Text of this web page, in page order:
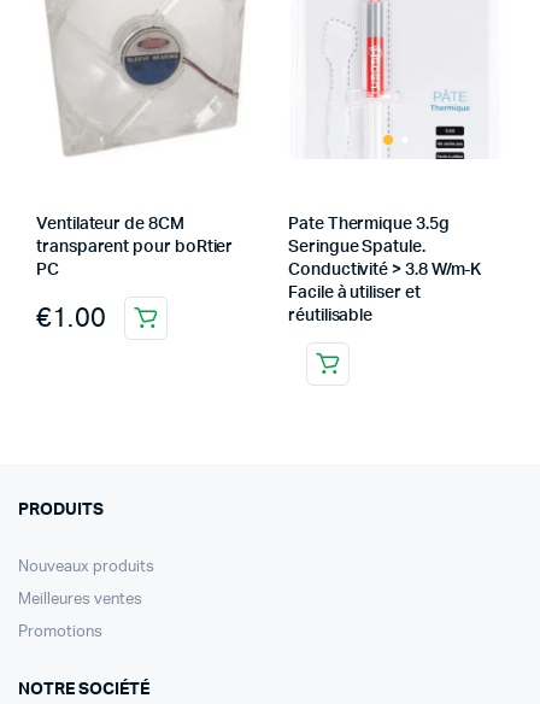
Ventilateur de 8CM
transparent pour boRtier
PC
€1.00
Pate Thermique 3.5g
Seringue Spatule.
Conductivité > 3.8 W/m-K
Facile à utiliser et
réutilisable
PRODUITS
Nouveaux produits
Meilleures ventes
Promotions
NOTRE SOCIÉTÉ